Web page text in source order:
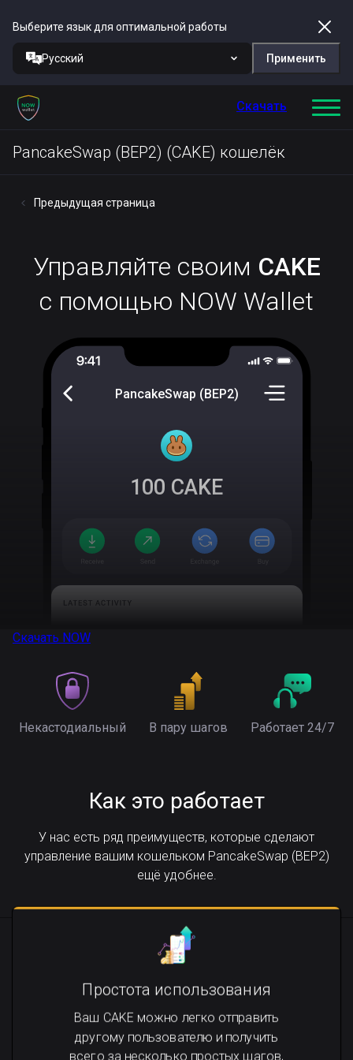
Выберите язык для оптимальной работы
Русский Применить
Скачать
PancakeSwap (BEP2) (CAKE) кошелёк
Предыдущая страница
Управляйте своим CAKE
с помощью NOW Wallet
PancakeSwap (BEP2)
100 CAKE
Скачать NOW
Некастодиальный В пару шагов Работает 24/7
Как это работает
У нас есть ряд преимуществ, которые сделают
управление вашим кошельком PancakeSwap (BEP2)
ещё удобнее.
Простота использования
Ваш CAKE можно легко отправить
другому пользователю и получить
всего за несколько простых шагов,